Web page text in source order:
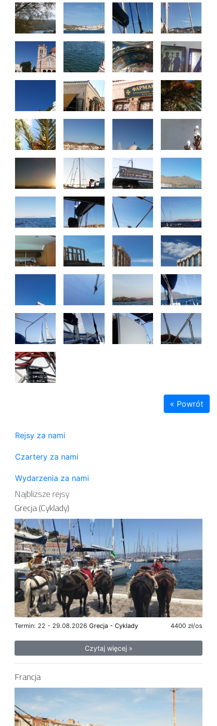
« Powrót
Rejsy za nami
Czartery za nami
Wydarzenia za nami
Najbliższe rejsy
Grecja (Cyklady)
Termin: 22 - 29.08.2026 4400 zł/os
Grecja - Cyklady
Czytaj więcej »
Francja